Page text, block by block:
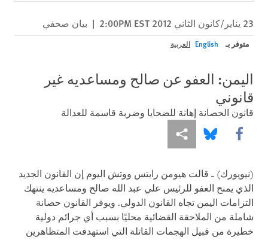
23 يناير/كانون الثاني 2012 2:00PM EST | بيان صحفي
متوفر بـ English العربية
اليمن: العفو عن صالح ومساعديه غير
قانوني
قانون الحصانة إهانة للضحايا وضربة قاسمة للعدالة
Share this via Facebook
Share this via Bluesky
Share this via مشاركة
(نيويورك) ـ قالت هيومن رايتس ووتش اليوم إن القانون الجديد
الذي يمنح العفو للرئيس علي عبد الله صالح ومساعديه ينتهك
التزامات اليمن تجاه القانون الدولي. ويوفر القانون حصانة
شاملة من الملاحقة القضائية محليًا بسبب أي جرائم دولية
خطيرة من قبيل الهجمات القاتلة التي استهدفت المتظاهرين